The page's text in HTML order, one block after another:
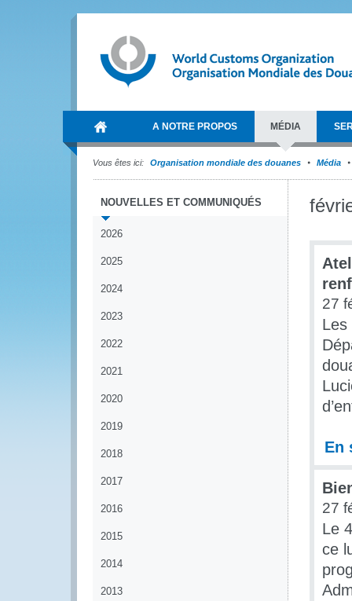
A NOTRE PROPOS MÉDIA
Vous êtes ici: Organisation mondiale des douanes Média
NOUVELLES ET COMMUNIQUÉS
2026
2025
2024
2023
2022
2021
2020
2019
2018
2017
2016
2015
2014
2013
27
Les
En
27
Le
ce